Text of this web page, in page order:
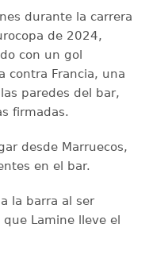
durante la carrera
de 2024,
con un gol
contra Francia, una
paredes del bar,
firmadas.
desde Marruecos,
en el bar.
la barra al ser
Lamine lleve el